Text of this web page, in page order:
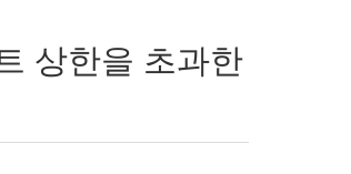
상한을 초과한